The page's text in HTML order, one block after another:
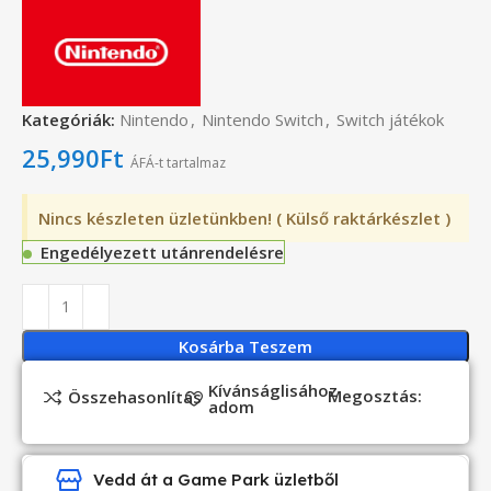
Kategóriák: Nintendo , Nintendo Switch , Switch játékok
25,990Ft ÁFÁ-t tartalmaz
Nincs készleten üzletünkben! ( Külső raktárkészlet )
Engedélyezett utánrendelésre
Kosárba Teszem
Összehasonlítás Kívánságlisához
adom Megosztás:
Vedd át a Game Park üzletből